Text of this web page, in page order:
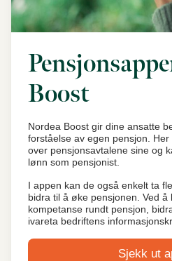
Boost
Nordea Boost gir dine ansatte
forståelse av egen pensjon.
over pensjonsavtalene sine og
lønn som pensjonist.
I appen kan de også enkelt ta
bidra til å øke pensjonen. Ved
kompetanse rundt pensjon,
ivareta bedriftens
Sjekk ut